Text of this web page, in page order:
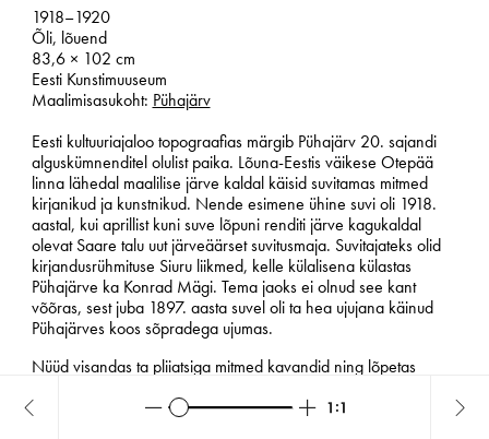
1918–1920
Õli, lõuend
83,6 × 102 cm
Eesti Kunstimuuseum
Maalimisasukoht: Pühajärv
Eesti kultuuriajaloo topograafias märgib Pühajärv 20. sajandi
alguskümnenditel olulist paika. Lõuna-Eestis väikese Otepää
linna lähedal maalilise järve kaldal käisid suvitamas mitmed
kirjanikud ja kunstnikud. Nende esimene ühine suvi oli 1918.
aastal, kui aprillist kuni suve lõpuni renditi järve kagukaldal
olevat Saare talu uut järveäärset suvitusmaja. Suvitajateks olid
kirjandusrühmituse Siuru liikmed, kelle külalisena külastas
Pühajärve ka Konrad Mägi. Tema jaoks ei olnud see kant
võõras, sest juba 1897. aasta suvel oli ta hea ujujana käinud
Pühajärves koos sõpradega ujumas.
Nüüd visandas ta pliiatsiga mitmed kavandid ning lõpetas
Pühajärve veel mitmel suvel, mille tunnistajaks on suvitusmaja
Pühajärv
Zoom
out
ZoomReset